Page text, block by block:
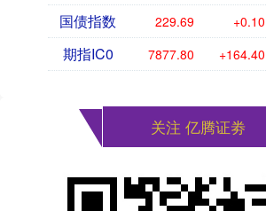
国债指数 229.69 +0.10
期指IC0 7877.80 +164.40
关注 亿腾证劵